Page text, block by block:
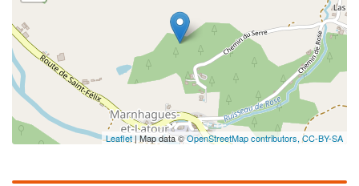
Leaflet| Map data ©OpenStreetMap contributors, CC-BY-SA